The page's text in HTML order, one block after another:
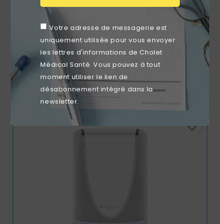
Votre adresse de messagerie est
uniquement utilisée pour vous envoyer
les lettres d'informations de Cholet
Médical Santé. Vous pouvez à tout
moment utiliser le lien de
désabonnement intégré dans la
newsletter.
Distributeur Papier Toilette Evadis 2 Paquets / Blanc
Prix
19,99 €
favorite_border